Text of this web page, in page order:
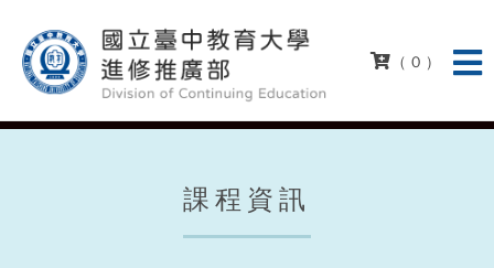
( 0 )
課程資訊